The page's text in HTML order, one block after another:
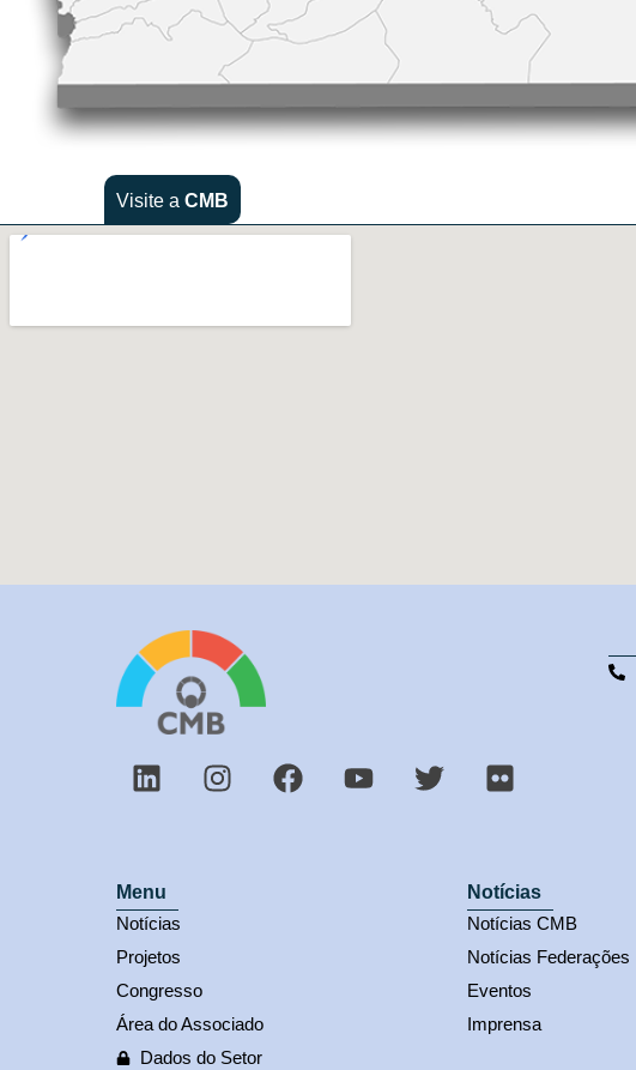
Visite a CMB
Menu
Notícias
Projetos
Congresso
Área do Associado
Dados do Setor
Notícias
Notícias CMB
Notícias Federações
Eventos
Imprensa